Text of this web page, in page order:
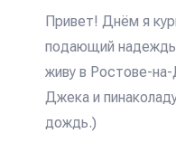
Привет! Днём я
подающий
живу в Ростове-
Джека и
дождь.)